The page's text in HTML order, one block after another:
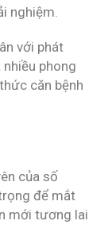
nghiệm.
với phát
phong
căn bệnh
của số
để mắt
mới tương lai